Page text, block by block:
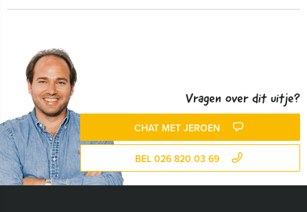
Vragen over dit uitje?
CHAT MET JEROEN
BEL 026 820 03 69